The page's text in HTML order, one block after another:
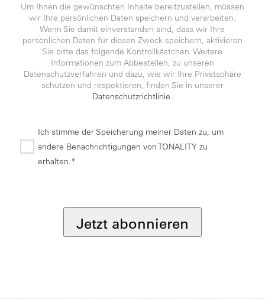
Um Ihnen die gewünschten Inhalte bereitzustellen, müssen
wir Ihre persönlichen Daten speichern und verarbeiten.
Wenn Sie damit einverstanden sind, dass wir Ihre
persönlichen Daten für diesen Zweck speichern, aktivieren
Sie bitte das folgende Kontrollkästchen. Weitere
Informationen zum Abbestellen, zu unseren
Datenschutzverfahren und dazu, wie wir Ihre Privatsphäre
schützen und respektieren, finden Sie in unserer
Datenschutzrichtlinie.
Ich stimme der Speicherung meiner Daten zu, um
andere Benachrichtigungen von TONALITY zu
erhalten.*
Jetzt abonnieren